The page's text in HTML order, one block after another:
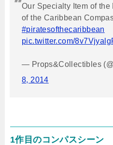
Our Specialty Item of
of the Caribbean
#piratesofthecaribbean
pic.twitter.com/
— Props&Collectibles
8, 2014
1作目のコンパスシーン